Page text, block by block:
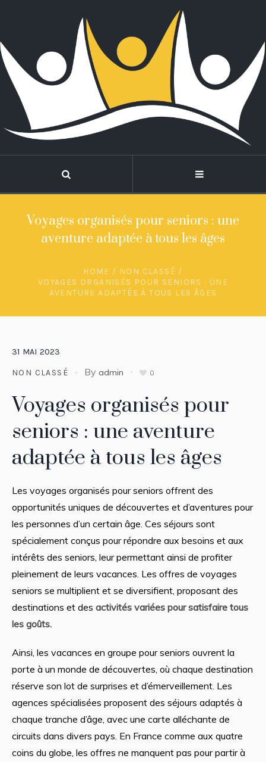
Voyages organisés pour seniors : une
aventure adaptée à tous les âges
HOME / NON CLASSÉ /
VOYAGES ORGANISÉS POUR SENIORS : UNE
AVENTURE ADAPTÉE À TOUS LES ÂGES
31 MAI 2023
NON CLASSÉ By admin 0
Voyages organisés pour
seniors : une aventure
adaptée à tous les âges
Les voyages organisés pour seniors offrent des
opportunités uniques de découvertes et d’aventures pour
les personnes d’un certain âge. Ces séjours sont
spécialement conçus pour répondre aux besoins et aux
intérêts des seniors, leur permettant ainsi de profiter
pleinement de leurs vacances. Les offres de voyages
seniors se multiplient et se diversifient, proposant des
destinations et des activités variées pour satisfaire tous
les goûts.
Ainsi, les vacances en groupe pour seniors ouvrent la
porte à un monde de découvertes, où chaque destination
réserve son lot de surprises et d’émerveillement. Les
agences spécialisées proposent des séjours adaptés à
chaque tranche d’âge, avec une carte alléchante de
circuits dans divers pays. En France comme aux quatre
coins du globe, les offres ne manquent pas pour partir à